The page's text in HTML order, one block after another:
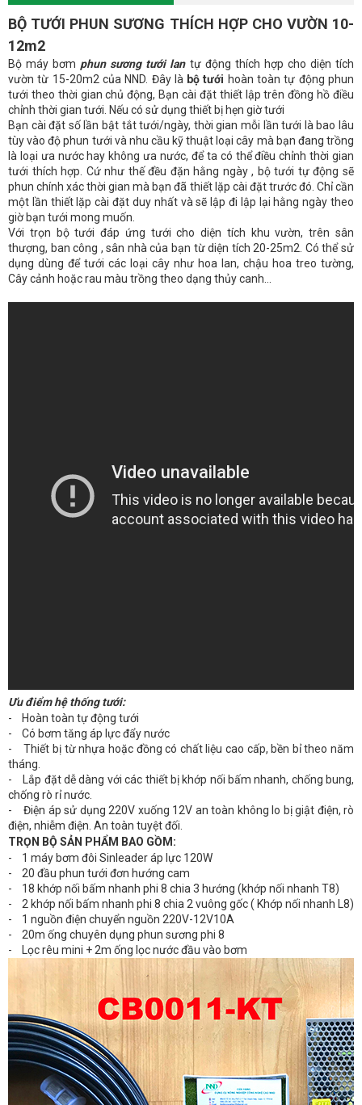
BỘ TƯỚI PHUN SƯƠNG THÍCH HỢP CHO VƯỜN 10-
12m2
Bộ máy bơm phun sương tưới lantự động thích hợp cho diện tích
vườn từ 15-20m2 của NND. Đây là bộ tưới hoàn toàn tự động phun
tưới theo thời gian chủ động, Bạn cài đặt thiết lập trên đồng hồ điều
chỉnh thời gian tưới. Nếu có sử dụng thiết bị hẹn giờ tưới
Bạn cài đặt số lần bật tắt tưới/ngày, thời gian mỗi lần tưới là bao lâu
tùy vào độ phun tưới và nhu cầu kỹ thuật loại cây mà bạn đang trồng
là loại ưa nước hay không ưa nước, để ta có thể điều chỉnh thời gian
tưới thích hợp. Cứ như thế đều đặn hằng ngày , bộ tưới tự động sẽ
phun chính xác thời gian mà bạn đã thiết lặp cài đặt trước đó. Chỉ cần
một lần thiết lặp cài đặt duy nhất và sẽ lập đi lập lại hằng ngày theo
giờ bạn tưới mong muốn.
Với trọn bộ tưới đáp ứng tưới cho diện tích khu vườn, trên sân
thượng, ban công , sân nhà của bạn từ diện tích 20-25m2. Có thể sử
dụng dùng để tưới các loại cây như hoa lan, chậu hoa treo tường,
Cây cảnh hoặc rau màu trồng theo dạng thủy canh…
Ưu điểm hệ thống tưới:
- Hoàn toàn tự động tưới
- Có bơm tăng áp lực đẩy nước
- Thiết bị từ nhựa hoặc đồng có chất liệu cao cấp, bền bỉ theo năm
tháng.
- Lắp đặt dễ dàng với các thiết bị khớp nối bấm nhanh, chống bung,
chống rò rỉ nước.
- Điện áp sử dụng 220V xuống 12V an toàn không lo bị giật điện, rò
điện, nhiễm điện. An toàn tuyệt đối.
TRỌN BỘ SẢN PHẨM BAO GỒM:
- 1 máy bơm đôi Sinleader áp lực 120W
- 20 đầu phun tưới đơn hướng cam
- 18 khớp nối bấm nhanh phi 8 chia 3 hướng (khớp nối nhanh T8)
- 2 khớp nối bấm nhanh phi 8 chia 2 vuông gốc ( Khớp nối nhanh L8)
- 1 nguồn điện chuyển nguồn 220V-12V10A
- 20m ống chuyên dụng phun sương phi 8
- Lọc rêu mini + 2m ống lọc nước đầu vào bơm